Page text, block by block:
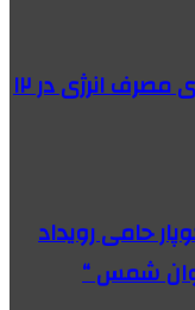
آغاز مرحله پنجم طرح بهینه‌سازی مصرف انرژی در ۱۲
حامی رویداد
شمس “